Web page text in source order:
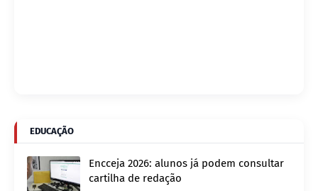
EDUCAÇÃO
Encceja 2026: alunos já podem consultar
cartilha de redação